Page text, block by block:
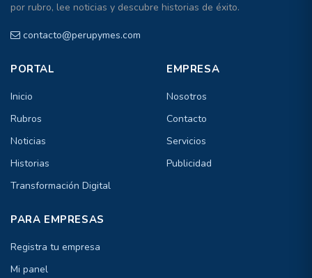
por rubro, lee noticias y descubre historias de éxito.
contacto@perupymes.com
PORTAL
Inicio
Rubros
Noticias
Historias
Transformación Digital
EMPRESA
Nosotros
Contacto
Servicios
Publicidad
PARA EMPRESAS
Registra tu empresa
Mi panel